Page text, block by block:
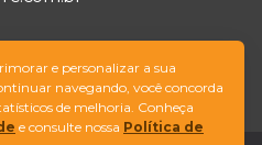
e personalizar a sua
navegando, você concorda
de melhoria. Conheça
e consulte nossa Política de